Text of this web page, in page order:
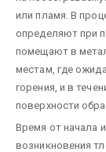
или пламя. В
определяют при
помещают в
местам, где
горения, и в
поверхности
Время от начала
возникновения